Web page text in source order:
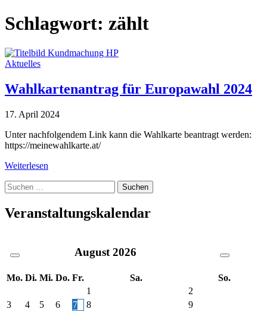
Schlagwort: zählt
Aktuelles
Wahlkartenantrag für Europawahl 2024
17. April 2024
Unter nachfolgendem Link kann die Wahlkarte beantragt werden:
https://meinewahlkarte.at/
Weiterlesen
Suche
nach:
Veranstaltungskalendar
August 2026
Mo. Di. Mi. Do. Fr. Sa.
So.
1
2
3
4 5 6 7 8 9